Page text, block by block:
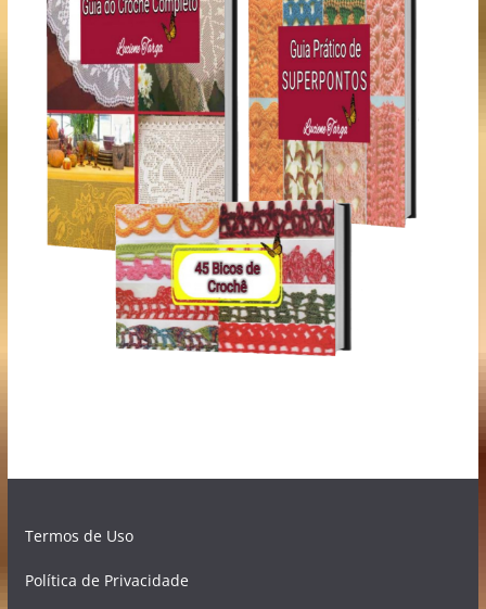
Termos de Uso
Política de Privacidade